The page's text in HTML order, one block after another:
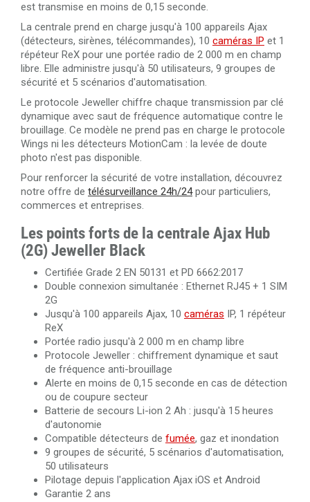
chaleur de fumée de CO Ajax FireProtect 2 RB (Hea
Détecteur d'incendie sans fil blanc avec capteur de
chaleur de fumée de CO Ajax FireProtect 2 RB (He
est transmise en moins de 0,15 seconde.
La centrale prend en charge jusqu'à 100 appareils Ajax
(détecteurs, sirènes, télécommandes), 10 caméras IP et 1
répéteur ReX pour une portée radio de 2 000 m en champ
libre. Elle administre jusqu'à 50 utilisateurs, 9 groupes de
sécurité et 5 scénarios d'automatisation.
Le protocole Jeweller chiffre chaque transmission par clé
dynamique avec saut de fréquence automatique contre le
brouillage. Ce modèle ne prend pas en charge le protocole
Wings ni les détecteurs MotionCam : la levée de doute
photo n'est pas disponible.
Pour renforcer la sécurité de votre installation, découvrez
notre offre de télésurveillance 24h/24pour particuliers,
commerces et entreprises.
Les points forts de la centrale Ajax Hub
(2G) Jeweller Black
Certifiée Grade 2 EN 50131 et PD 6662:2017
Double connexion simultanée : Ethernet RJ45 + 1 SIM
2G
Jusqu'à 100 appareils Ajax, 10 caméras IP, 1 répéteur
ReX
Portée radio jusqu'à 2 000 m en champ libre
Protocole Jeweller : chiffrement dynamique et saut
de fréquence anti-brouillage
Alerte en moins de 0,15 seconde en cas de détection
ou de coupure secteur
Batterie de secours Li-ion 2 Ah : jusqu'à 15 heures
d'autonomie
Compatible détecteurs de fumée, gaz et inondation
9 groupes de sécurité, 5 scénarios d'automatisation,
50 utilisateurs
Pilotage depuis l'application Ajax iOS et Android
Garantie 2 ans